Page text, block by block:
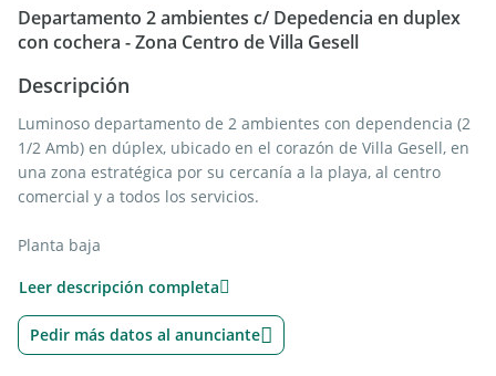
Departamento 2 ambientes c/ Depedencia en duplex
con cochera - Zona Centro de Villa Gesell
Descripción
Luminoso departamento de 2 ambientes con dependencia (2
1/2 Amb) en dúplex, ubicado en el corazón de Villa Gesell, en
una zona estratégica por su cercanía a la playa, al centro
comercial y a todos los servicios.
Planta baja
la ciudad, donde tambien podemos observar el mar
• Cocina integrada, equipada con muebles a medida y caldera
dual
Leer descripción completa
Pedir más datos al anunciante